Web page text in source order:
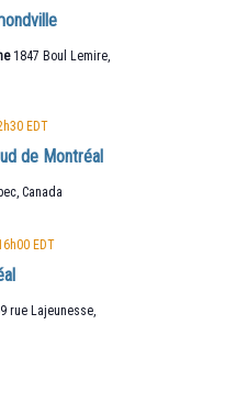
1847 Boul Lemire,
de Montréal
EDT
Canada
EDT
rue Lajeunesse,